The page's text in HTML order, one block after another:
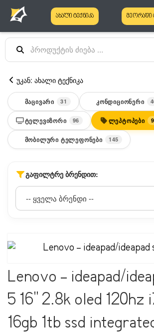
ახალი ტექნიკა მეორადი
უკან: ახალი ტექნიკა
ᲛᲐᲪᲘᲕᲐᲠᲘ 31 ᲙᲝᲜᲓᲘᲪᲘᲝᲜᲔᲠᲘ
ᲢᲔᲚᲔᲕᲘᲖᲝᲠᲘ 96 ᲚᲔᲞᲢᲝᲞᲔᲑᲘ
ᲛᲝᲑᲘᲚᲣᲠᲘ ᲢᲔᲚᲔᲤᲝᲜᲔᲑᲘ 145
ᲒᲐᲤᲘᲚᲢᲠᲔ ᲑᲠᲔᲜᲓᲘᲗ:
Lenovo - ideapad/
5 16" 2.8k oled 120hz
16gb 1tb ssd